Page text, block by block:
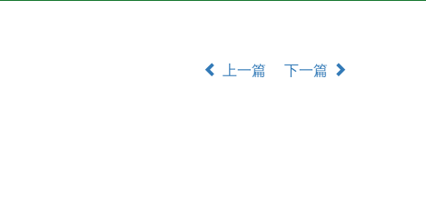
上一篇 下一篇